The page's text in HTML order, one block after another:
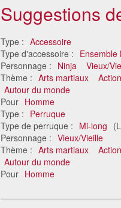
Suggestions
Type : Accessoire
Type d'accessoire : Ensemble
Personnage : Ninja
Vieux/
Thème : Arts martiaux
Autour du monde
Pour Homme
Type : Perruque
Type de perruque : Mi-long
Personnage : Vieux/Vieille
Thème : Arts martiaux
Autour du monde
Pour Homme